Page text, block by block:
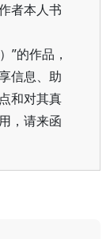
者本人书
”的作品，
信息、助
和对其真
，请来函